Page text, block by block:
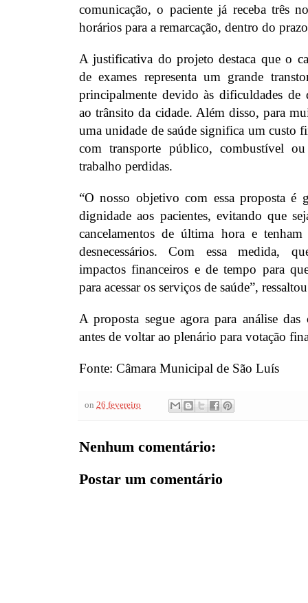
comunicação, o paciente já receba três
horários para a remarcação, dentro do
A justificativa do projeto destaca que o
de exames representa um grande
principalmente devido às dificuldades de
ao trânsito da cidade. Além disso, para
uma unidade de saúde significa um custo
com transporte público, combustível
trabalho perdidas.
“O nosso objetivo com essa proposta é
dignidade aos pacientes, evitando que
cancelamentos de última hora e
desnecessários. Com essa medida,
impactos financeiros e de tempo para
para acessar os serviços de saúde”,
A proposta segue agora para análise das
antes de voltar ao plenário para votação
Fonte: Câmara Municipal de São Luís
on 26 fevereiro
Nenhum comentário:
Postar um comentário